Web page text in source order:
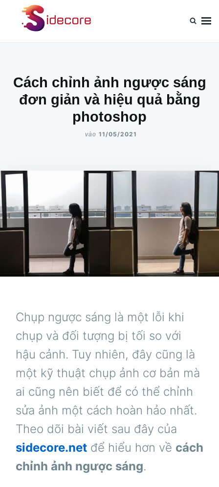
Tìm
kiếm
Cách chỉnh ảnh ngược sáng
đơn giản và hiệu quả bằng
photoshop
vào 11/05/2021
Chụp ngược sáng là một lỗi khi
chụp và đối tượng bị tối so với
hậu cảnh. Tuy nhiên, đây cũng là
một kỹ thuật chụp ảnh cơ bản mà
ai cũng nên biết để có thể chỉnh
sửa ảnh một cách hoàn hảo nhất.
Theo dõi bài viết sau đây của
sidecore.net để hiểu hơn về cách
chỉnh ảnh ngược sáng.